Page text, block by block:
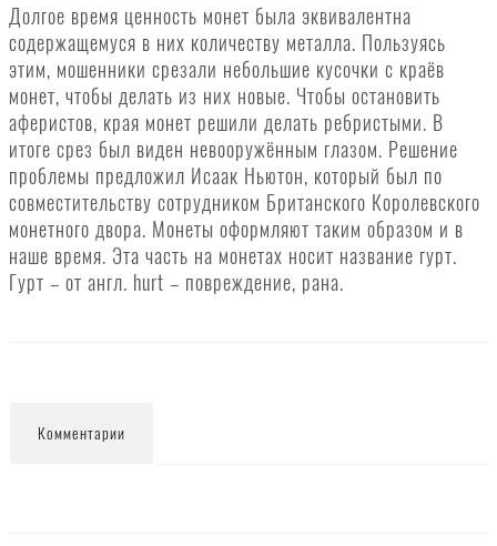
Долгое время ценность монет была эквивалентна
содержащемуся в них количеству металла. Пользуясь
этим, мошенники срезали небольшие кусочки с краёв
монет, чтобы делать из них новые. Чтобы остановить
аферистов, края монет решили делать ребристыми. В
итоге срез был виден невооружённым глазом. Решение
проблемы предложил Исаак Ньютон, который был по
совместительству сотрудником Британского Королевского
монетного двора. Монеты оформляют таким образом и в
наше время. Эта часть на монетах носит название гурт.
Гурт – от англ. hurt – повреждение, рана.
Комментарии